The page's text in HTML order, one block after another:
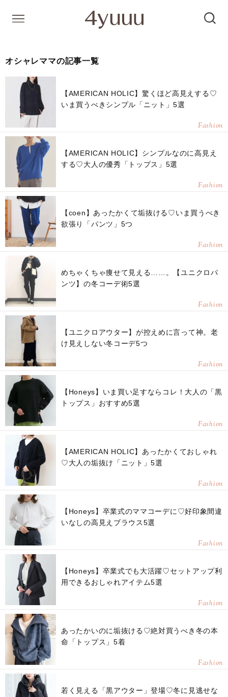
オシャレママの記事一覧
【AMERICAN HOLIC】驚くほど高見えする♡
いま買うべきシンプル「ニット」5選
Fashion
【AMERICAN HOLIC】シンプルなのに高見え
する♡大人の優秀「トップス」5選
Fashion
【coen】あったかくて垢抜ける♡いま買うべき
欲張り「パンツ」5つ
Fashion
めちゃくちゃ痩せて見える……。【ユニクロパ
ンツ】の冬コーデ術5選
Fashion
【ユニクロアウター】が控えめに言って神。老
け見えしない冬コーデ5つ
Fashion
【Honeys】いま買い足すならコレ！大人の「黒
トップス」おすすめ5選
Fashion
【AMERICAN HOLIC】あったかくておしゃれ
♡大人の垢抜け「ニット」5選
Fashion
【Honeys】卒業式のママコーデに♡好印象間違
いなしの高見えブラウス5選
Fashion
【Honeys】卒業式でも大活躍♡セットアップ利
用できるおしゃれアイテム5選
Fashion
あったかいのに垢抜ける♡絶対買うべき冬の本
命「トップス」5着
Fashion
若く見える「黒アウター」登場♡冬に見逃せな